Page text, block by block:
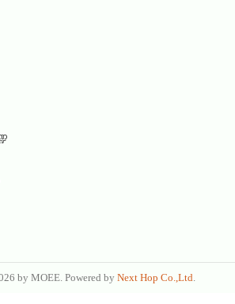
ဍ
byMOEE. Powered by Next Hop Co.,Ltd.